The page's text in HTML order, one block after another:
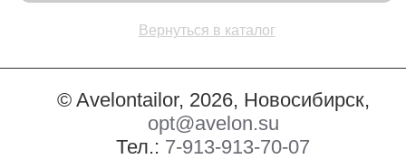
Вернуться в каталог
© Avelontailor, 2026, Новосибирск,
opt@avelon.su
Тел.: 7-913-913-70-07